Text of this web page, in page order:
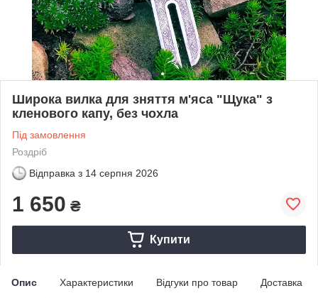
Широка вилка для зняття м'яса "Щука" з
кленового капу, без чохла
Під замовлення
Роздріб
Відправка з 14 серпня 2026
1 650 ₴
Купити
Опис Характеристики Відгуки про товар Доставка